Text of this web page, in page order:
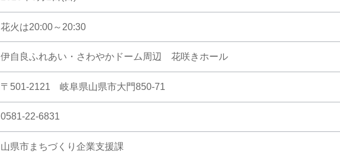
花火は20:00～20:30
伊自良ふれあい・さわやかドーム周辺 花咲きホール
〒501-2121 岐阜県山県市大門850-71
0581-22-6831
山県市まちづくり企業支援課